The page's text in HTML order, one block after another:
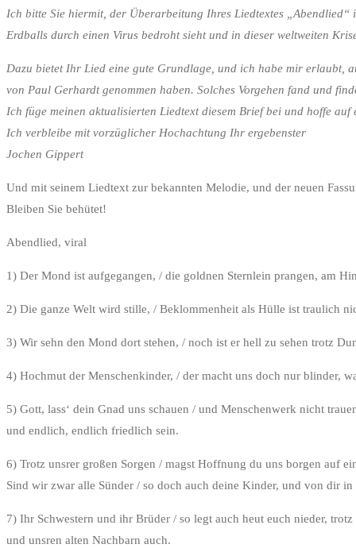
Ich bitte Sie hiermit, der Überarbeitung Ihres Liedtextes „Abendlied“
Erdballs durch einen Virus bedroht sieht und in dieser weltweiten
Dazu bietet Ihr Lied eine gute Grundlage, und ich habe mir erlaubt,
von Paul Gerhardt genommen haben. Solches Vorgehen fand und
Ich füge meinen aktualisierten Liedtext diesem Brief bei und hoffe
Ich verbleibe mit vorzüglicher Hochachtung Ihr ergebenster
Jochen Gippert
Und mit seinem Liedtext zur bekannten Melodie, und der neuen
Bleiben Sie behütet!
Abendlied, viral
1) Der Mond ist aufgegangen, / die goldnen Sternlein prangen, am
2) Die ganze Welt wird stille, / Beklommenheit als Hülle ist traulich
3) Wir sehn den Mond dort stehen, / noch ist er hell zu sehen trotz
4) Hochmut der Menschenkinder, / der macht uns doch nur blinder,
5) Gott, lass‘ dein Gnad uns schauen / und Menschenwerk nicht
und endlich, endlich friedlich sein.
6) Trotz unsrer großen Sorgen / magst Hoffnung du uns borgen auf
Sind wir zwar alle Sünder / so doch auch deine Kinder, und von dir in
7) Ihr Schwestern und ihr Brüder / so legt auch heut euch nieder,
und unsren alten Nachbarn auch.